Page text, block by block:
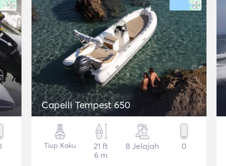
Capelli Tempest 650
Tiup Kaku
21 ft
6 m
8 Jelajah 0